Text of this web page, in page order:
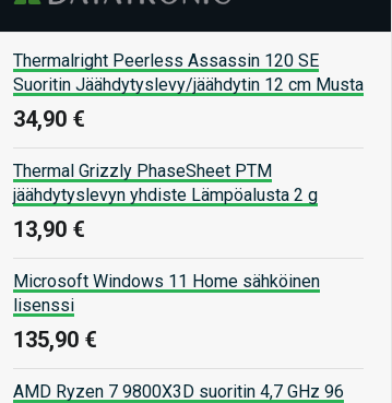
Thermalright Peerless Assassin 120 SE
Suoritin Jäähdytyslevy/jäähdytin 12 cm Musta
34,90 €
Thermal Grizzly PhaseSheet PTM
jäähdytyslevyn yhdiste Lämpöalusta 2 g
13,90 €
Microsoft Windows 11 Home sähköinen
lisenssi
135,90 €
AMD Ryzen 7 9800X3D suoritin 4,7 GHz 96